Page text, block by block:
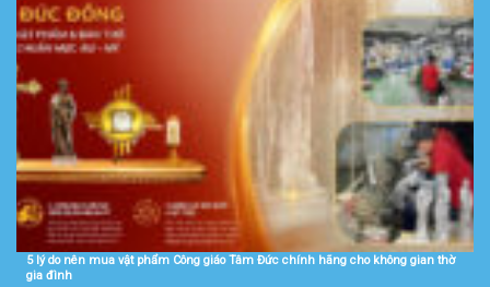
5 lý do nên mua vật phẩm Công giáo Tâm Đức chính hãng cho không gian thờ
gia đình